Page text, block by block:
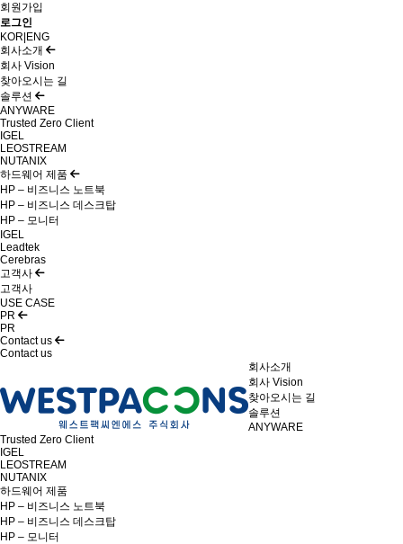
회원가입
로그인
KOR ENG
회사소개
회사 Vision
찾아오시는 길
솔루션
ANYWARE
Trusted Zero Client
IGEL
LEOSTREAM
NUTANIX
하드웨어 제품
HP – 비즈니스 노트북
HP – 비즈니스 데스크탑
HP – 모니터
IGEL
Leadtek
Cerebras
고객사
고객사
USE CASE
PR
PR
Contact us
Contact us
회사소개
회사 Vision
찾아오시는 길
솔루션
ANYWARE
Trusted Zero Client
IGEL
LEOSTREAM
NUTANIX
하드웨어 제품
HP – 비즈니스 노트북
HP – 비즈니스 데스크탑
HP – 모니터